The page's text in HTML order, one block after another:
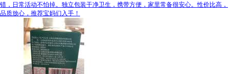
错，日常活动不怕掉。独立包装干净卫生，携带方便，家里常备很安心。性价比高，
品质放心，推荐宝妈们入手！